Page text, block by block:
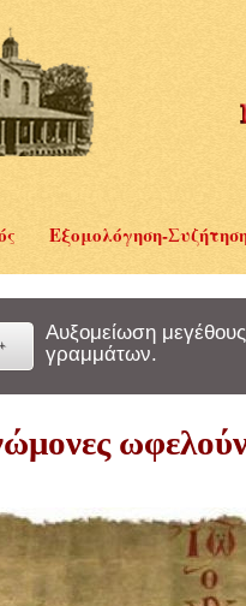
Εξομολόγηση-
Αυξομείωση μεγέθους
γραμμάτων.